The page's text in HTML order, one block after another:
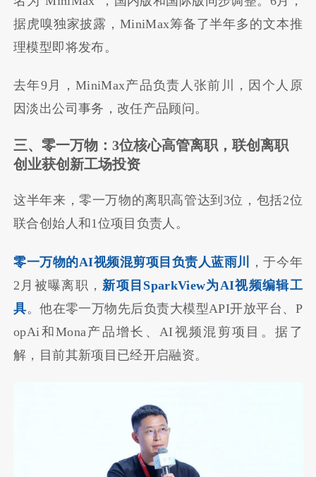
据虎嗅独家披露，MiniMax筹备了半年多的文本推
理模型即将发布。
去年9月，MiniMax产品负责人张前川，因个人原
因淡出公司事务，改任产品顾问。
三、零一万物：3位核心高管离职，联创离职
创业获创新工场投资
这半年来，零一万物的离职高管达到3位，包括2位
联合创始人和1位项目负责人。
零一万物的AI视频混剪项目负责人蓝雨川
，于今年
2月被曝离职， 新项目SparkView为AI视频编辑工
具。他在零一万物先后负责大模型API开放平台、P
opAi和Mona产品增长、AI视频混剪项目。据了
解，目前其新项目已经开启融资。